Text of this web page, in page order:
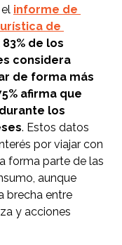
informe de
de
83% de los
considera
de forma más
afirma que
los
. Estos datos
por viajar con
forma parte de las
aunque
brecha entre
y acciones